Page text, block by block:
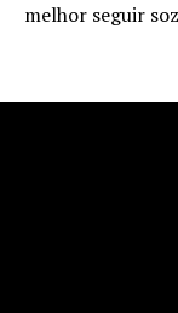
melhor seguir